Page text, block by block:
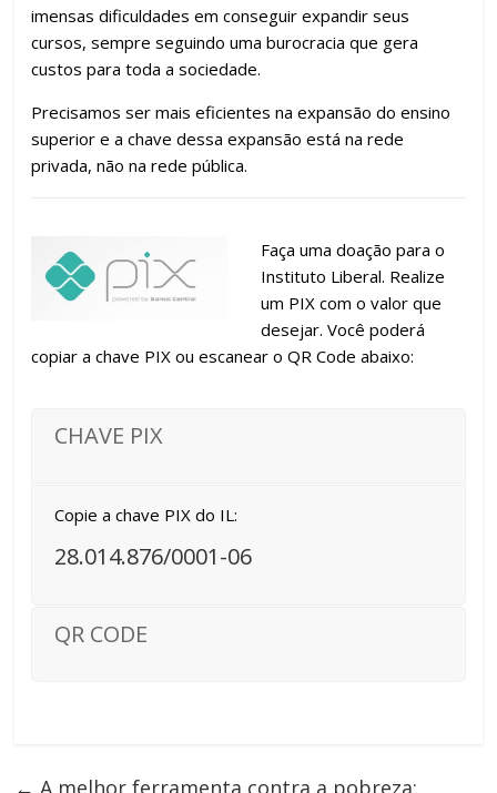
imensas dificuldades em conseguir expandir seus
cursos, sempre seguindo uma burocracia que gera
custos para toda a sociedade.
Precisamos ser mais eficientes na expansão do ensino
superior e a chave dessa expansão está na rede
privada, não na rede pública.
Faça uma doação para o
Instituto Liberal. Realize
um PIX com o valor que
desejar. Você poderá
copiar a chave PIX ou escanear o QR Code abaixo:
CHAVE PIX
Copie a chave PIX do IL:
28.014.876/0001-06
QR CODE